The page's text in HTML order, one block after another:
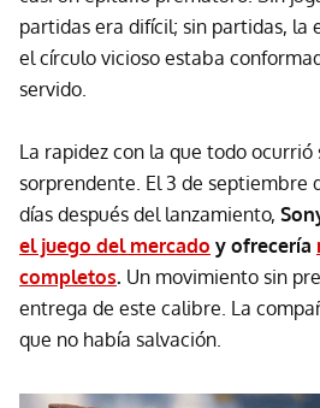
partidas era difícil; sin partidas, la
el círculo vicioso estaba
servido.
La rapidez con la que todo ocurrió
sorprendente. El 3 de septiembre
días después del lanzamiento,
el juego del mercado y ofrecería
completos. Un movimiento sin
entrega de este calibre. La
que no había salvación.